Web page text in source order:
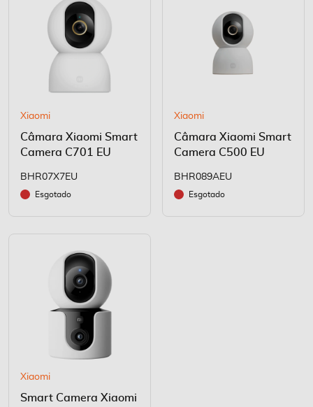
Xiaomi
Câmara Xiaomi Smart
Camera C701 EU
BHR07X7EU
Esgotado
Xiaomi
Câmara Xiaomi Smart
Camera C500 EU
BHR089AEU
Esgotado
Xiaomi
Smart Camera Xiaomi